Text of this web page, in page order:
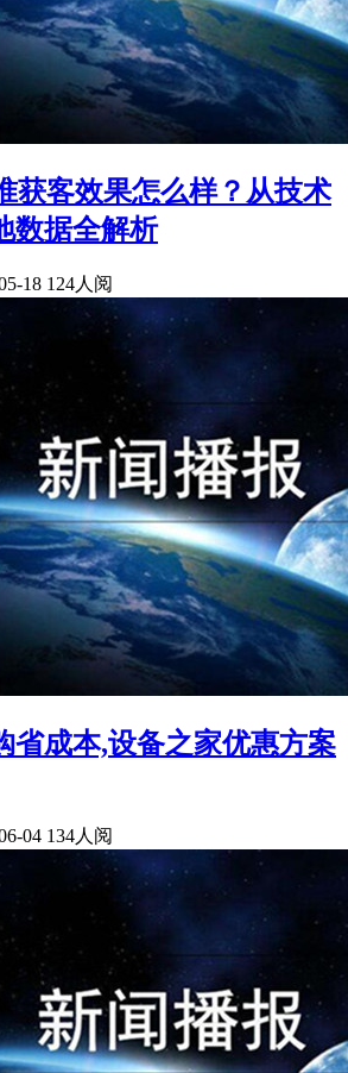
获客效果怎么样？从技术
数据全解析
18 124人阅
省成本,设备之家优惠方案
04 134人阅